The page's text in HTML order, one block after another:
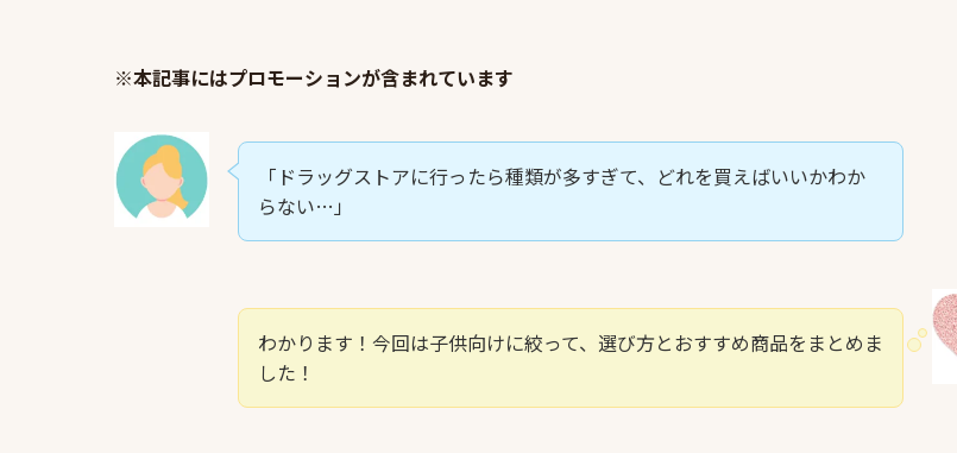
※本記事にはプロモーションが含まれています
「ドラッグストアに行ったら種類が多すぎて、どれを買えばいいかわか
らない…」
わかります！今回は子供向けに絞って、選び方とおすすめ商品をまとめま
した！